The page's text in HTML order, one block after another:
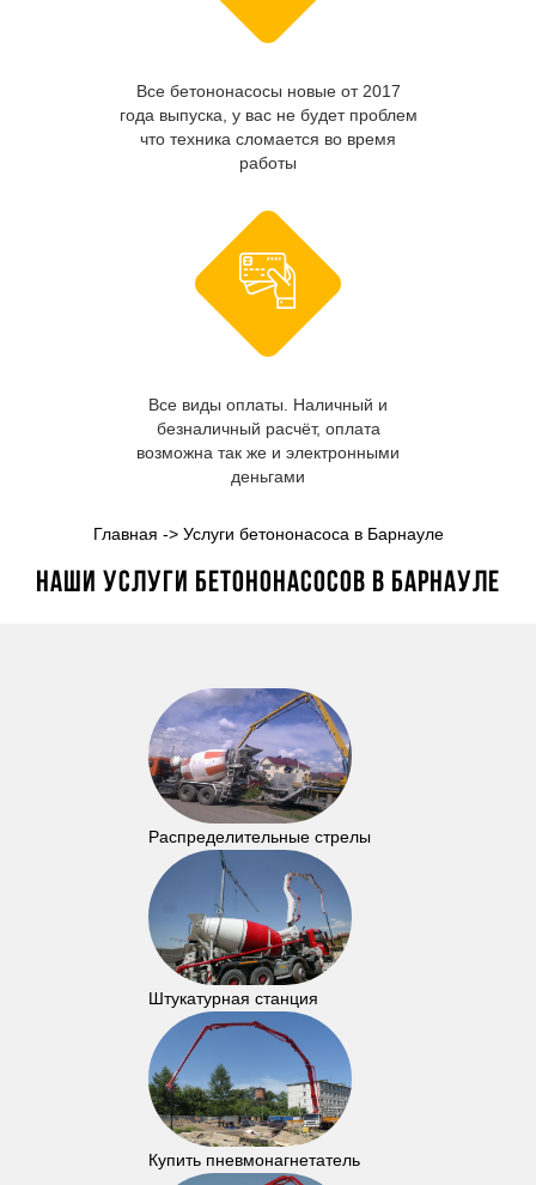
Все бетононасосы новые от 2017
года выпуска, у вас не будет проблем
что техника сломается во время
работы
Все виды оплаты. Наличный и
безналичный расчёт, оплата
возможна так же и электронными
деньгами
Главная -> Услуги бетононасоса в Барнауле
Наши услуги бетононасосов в Барнауле
Распределительные стрелы
Штукатурная станция
Купить пневмонагнетатель